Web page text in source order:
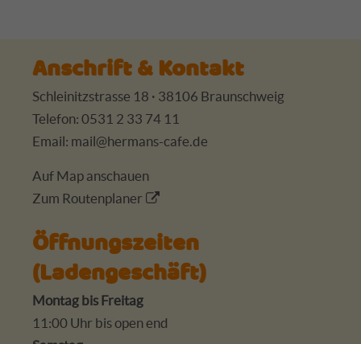
Anschrift & Kontakt
Schleinitzstrasse 18 · 38106 Braunschweig
Telefon: 0531 2 33 74 11
Email: mail@hermans-cafe.de
Auf Map anschauen
Zum Routenplaner
Öffnungszeiten
(Ladengeschäft)
Montag bis Freitag
11:00 Uhr bis open end